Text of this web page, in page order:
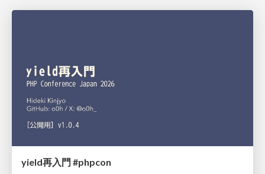
yield再入門 #phpcon